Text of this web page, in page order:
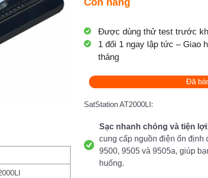
Được dùng thử test trước
1 đổi 1 ngay lập tức – Giao
tháng
Đã
SatStation AT2000LI:
Sạc nhanh chóng và tiện lợi
cung cấp nguồn điện ổn định
9500, 9505 và 9505a, giúp
huống.